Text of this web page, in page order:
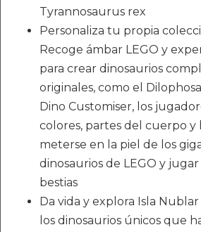
Tyrannosaurus rex
Personaliza tu propia
Recoge ámbar LEGO y
para crear dinosaurios
originales, como el
Dino Customiser, los
colores, partes del cuerpo y
meterse en la piel de los
dinosaurios de LEGO y
bestias
Da vida y explora Isla Nublar
los dinosaurios únicos que